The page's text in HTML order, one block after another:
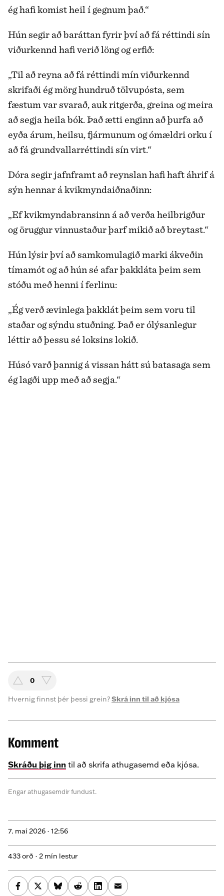
ég hafi komist heil í gegnum það.“
Hún segir að baráttan fyrir því að fá réttindi sín
viðurkennd hafi verið löng og erfið:
„Til að reyna að fá réttindi mín viðurkennd
skrifaði ég mörg hundruð tölvupósta, sem
fæstum var svarað, auk ritgerða, greina og meira
að segja heila bók. Það ætti enginn að þurfa að
eyða árum, heilsu, fjármunum og ómældri orku í
að fá grundvallarréttindi sín virt.“
Dóra segir jafnframt að reynslan hafi haft áhrif á
sýn hennar á kvikmyndaiðnaðinn:
„Ef kvikmyndabransinn á að verða heilbrigður
og öruggur vinnustaður þarf mikið að breytast.“
Hún lýsir því að samkomulagið marki ákveðin
tímamót og að hún sé afar þakkláta þeim sem
stóðu með henni í ferlinu:
„Ég verð ævinlega þakklát þeim sem voru til
staðar og sýndu stuðning. Það er ólýsanlegur
léttir að þessu sé loksins lokið.
Húsó varð þannig á vissan hátt sú batasaga sem
ég lagði upp með að segja.“
0
Hvernig finnst þér þessi grein?Skrá inn til að kjósa
Komment
Skráðu þig inn til að skrifa athugasemd eða kjósa.
Engar athugasemdir fundust.
7. maí 2026 · 12:56
433 orð · 2 mín lestur